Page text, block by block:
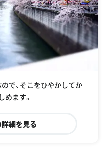
で、そこをひやかしてか
めます。
細を見る